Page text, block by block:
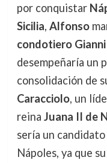
por conquistar
Sicilia, Alfonso
condotiero
desempeñaría un
consolidación de
Caracciolo, un
reina Juana II de
sería un
Nápoles, ya que